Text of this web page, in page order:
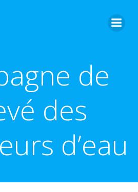
de
des
d’eau